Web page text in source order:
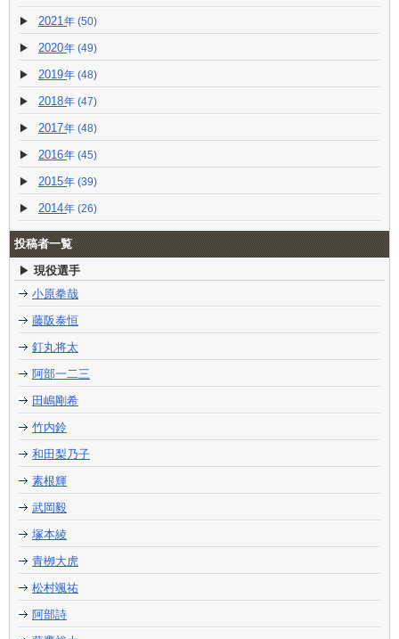
2021 (50)
2020 (49)
2019 (48)
2018 (47)
2017 (48)
2016 (45)
2015 (39)
2014 (26)
投稿者一覧
現役選手
小原拳哉
藤阪泰恒
釘丸将太
阿部一二三
田嶋剛希
竹内鈴
和田梨乃子
素根輝
武岡毅
塚本綾
青栁大虎
松村颯祐
阿部詩